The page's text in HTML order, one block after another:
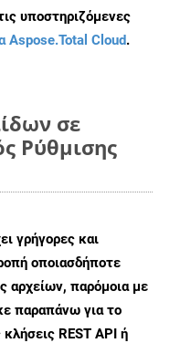
υποστηριζόμενες
Aspose.Total Cloud.
σε
Ρύθμισης
γρήγορες και
οποιασδήποτε
αρχείων, παρόμοια με
παραπάνω για το
REST API ή